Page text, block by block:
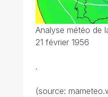
Analyse météo de
21 février 1956
.
(source: